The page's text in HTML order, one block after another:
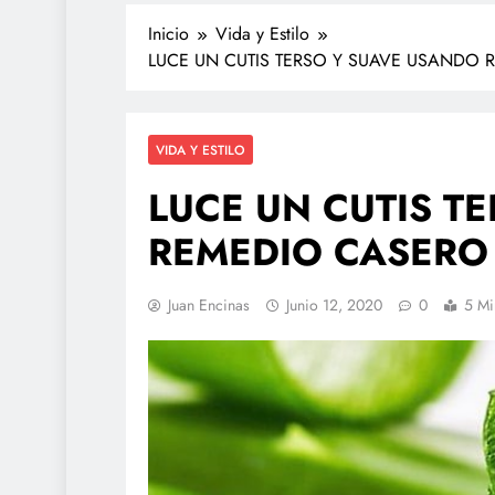
Inicio
Vida y Estilo
LUCE UN CUTIS TERSO Y SUAVE
VIDA Y ESTILO
LUCE UN CUTIS
REMEDIO
Juan Encinas Junio 12, 2020 0 5